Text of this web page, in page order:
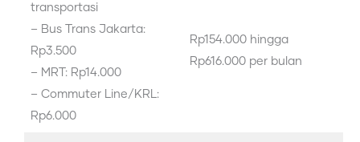
transportasi
– Bus Trans Jakarta:
Rp3.500
– MRT: Rp14.000
– Commuter Line/KRL:
Rp6.000
Rp154.000 hingga
Rp616.000 per bulan